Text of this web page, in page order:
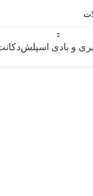
و بادی اسپلش